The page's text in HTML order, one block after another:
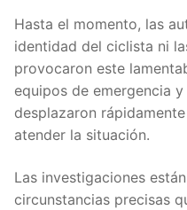
Hasta el momento, las
identidad del ciclista ni
provocaron este
equipos de emergencia
desplazaron
atender la situación.
Las investigaciones
circunstancias precisas